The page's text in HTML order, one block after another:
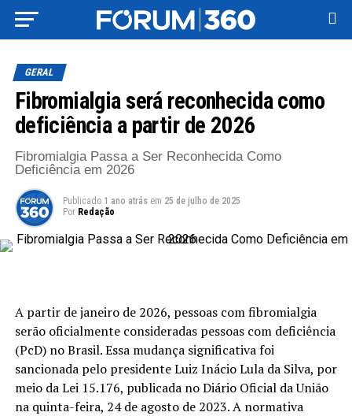
GERAL
Fibromialgia será reconhecida como
deficiência a partir de 2026
Fibromialgia Passa a Ser Reconhecida Como
Deficiência em 2026
Publicado 1 ano atrás em 25 de julho de 2025
Por Redação
A partir de janeiro de 2026, pessoas com fibromialgia
serão oficialmente consideradas pessoas com deficiência
(PcD) no Brasil. Essa mudança significativa foi
sancionada pelo presidente Luiz Inácio Lula da Silva, por
meio da Lei 15.176, publicada no Diário Oficial da União
na quinta-feira, 24 de agosto de 2023. A normativa